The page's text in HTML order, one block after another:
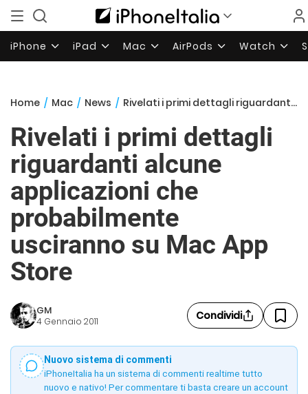
iPhone iPad Mac AirPods Watch
Home / Mac / News / Rivelati i primi dettagli riguardanti alcune applicazioni che probabilmente usciranno su Mac App Store
Rivelati i primi dettagli
riguardanti alcune
applicazioni che
probabilmente
usciranno su Mac App
Store
GM
4 Gennaio 2011 Condividi
Nuovo sistema di commenti
iPhoneItalia ha un sistema di commenti realtime tutto
nuovo e nativo! Per commentare ti basta creare un account